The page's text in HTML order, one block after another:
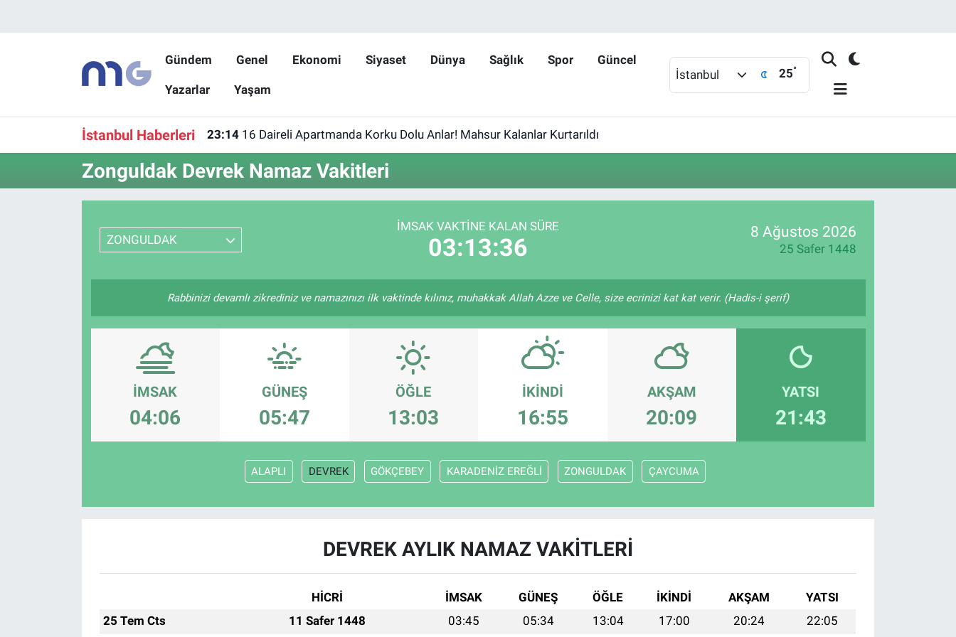
Gündem Genel Ekonomi Siyaset Dünya Sağlık Spor Güncel
Yazarlar Yaşam
İstanbul 25°
İstanbul Haberleri 23:14 16 Daireli Apartmanda Korku Dolu Anlar! Mahsur Kalanlar Kurtarıldı
Zonguldak Devrek Namaz Vakitleri
ZONGULDAK
İMSAK VAKTINE KALAN SÜRE
03:13:36
8 Ağustos 2026
25 Safer 1448
Rabbinizi devamlı zikrediniz ve namazınızı ilk vaktinde kılınız, muhakkak Allah Azze ve Celle, size ecrinizi kat kat verir. (Hadis-i şerif)
İMSAK
04:06
GÜNEŞ
05:47
ÖĞLE
13:03
İKINDI
16:55
AKŞAM
20:09
YATSI
21:43
ALAPLI DEVREK GÖKÇEBEY KARADENİZ EREĞLİ ZONGULDAK ÇAYCUMA
DEVREK AYLIK NAMAZ VAKITLERI
HİCRİ İMSAK GÜNEŞ ÖĞLE İKINDI AKŞAM
YATSI
25 Tem Cts
11 Safer 1448 03:45 05:34 13:04 17:00 20:24 22:05
Hava Durumu
İstanbul Namaz Vakitleri
Trafik Durumu
Süper Lig Puan Durumu ve Fikstür
Tüm Manşetler